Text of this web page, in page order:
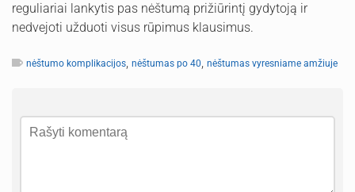
reguliariai lankytis pas nėštumą prižiūrintį gydytoją ir
nedvejoti užduoti visus rūpimus klausimus.
nėštumo komplikacijos, nėštumas po 40, nėštumas vyresniame amžiuje